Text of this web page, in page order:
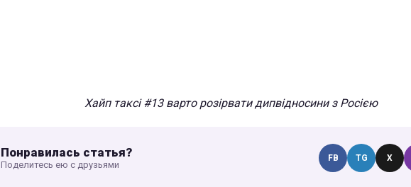
Хайп таксі #13 варто розірвати дипвідносини з Росією
Понравилась статья?
Поделитесь ею с друзьями
FB TG X